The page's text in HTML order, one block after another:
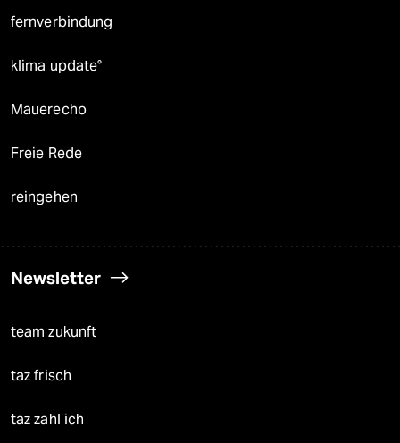
fernverbindung
klima update°
Mauerecho
Freie Rede
reingehen
Newsletter
team zukunft
taz frisch
taz zahl ich